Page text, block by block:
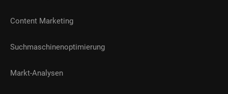
Content Marketing
Suchmaschinenoptimierung
Markt-Analysen